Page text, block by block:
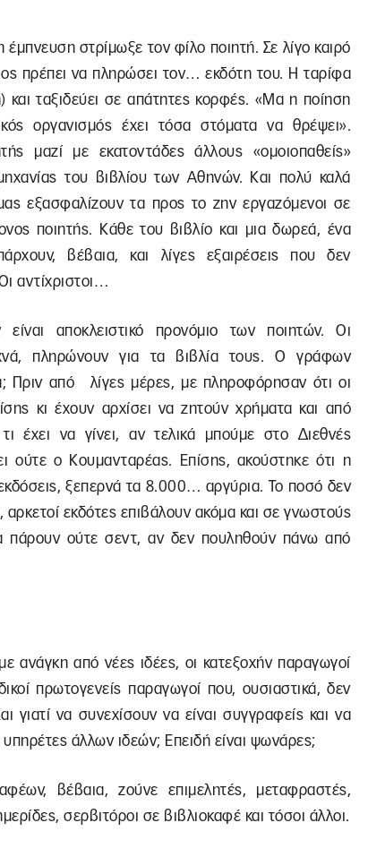
στρίμωξε τον φίλο ποιητή. Σε λίγο καιρό
πρέπει να πληρώσει τον… εκδότη του. Η ταρίφα
και ταξιδεύει σε απάτητες κορφές. «Μα η ποίηση
οργανισμός έχει τόσα στόματα να θρέψει».
μαζί με εκατοντάδες άλλους «ομοιοπαθείς»
του βιβλίου των Αθηνών. Και πολύ καλά
εξασφαλίζουν τα προς το ζην εργαζόμενοι σε
ποιητής. Κάθε του βιβλίο και μια δωρεά, ένα
βέβαια, και λίγες εξαιρέσεις που δεν
αντίχριστοι…
αποκλειστικό προνόμιο των ποιητών. Οι
πληρώνουν για τα βιβλία τους. Ο γράφων
Πριν από λίγες μέρες, με πληροφόρησαν ότι οι
κι έχουν αρχίσει να ζητούν χρήματα και από
έχει να γίνει, αν τελικά μπούμε στο Διεθνές
ούτε ο Κουμανταρέας. Επίσης, ακούστηκε ότι η
ξεπερνά τα 8.000… αργύρια. Το ποσό δεν
εκδότες επιβάλουν ακόμα και σε γνωστούς
πάρουν ούτε σεντ, αν δεν πουληθούν πάνω από
ανάγκη από νέες ιδέες, οι κατεξοχήν παραγωγοί
πρωτογενείς παραγωγοί που, ουσιαστικά, δεν
γιατί να συνεχίσουν να είναι συγγραφείς και να
άλλων ιδεών; Επειδή είναι ψωνάρες;
βέβαια, ζούνε επιμελητές, μεταφραστές,
σερβιτόροι σε βιβλιοκαφέ και τόσοι άλλοι.